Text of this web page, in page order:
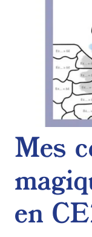
Mes
en